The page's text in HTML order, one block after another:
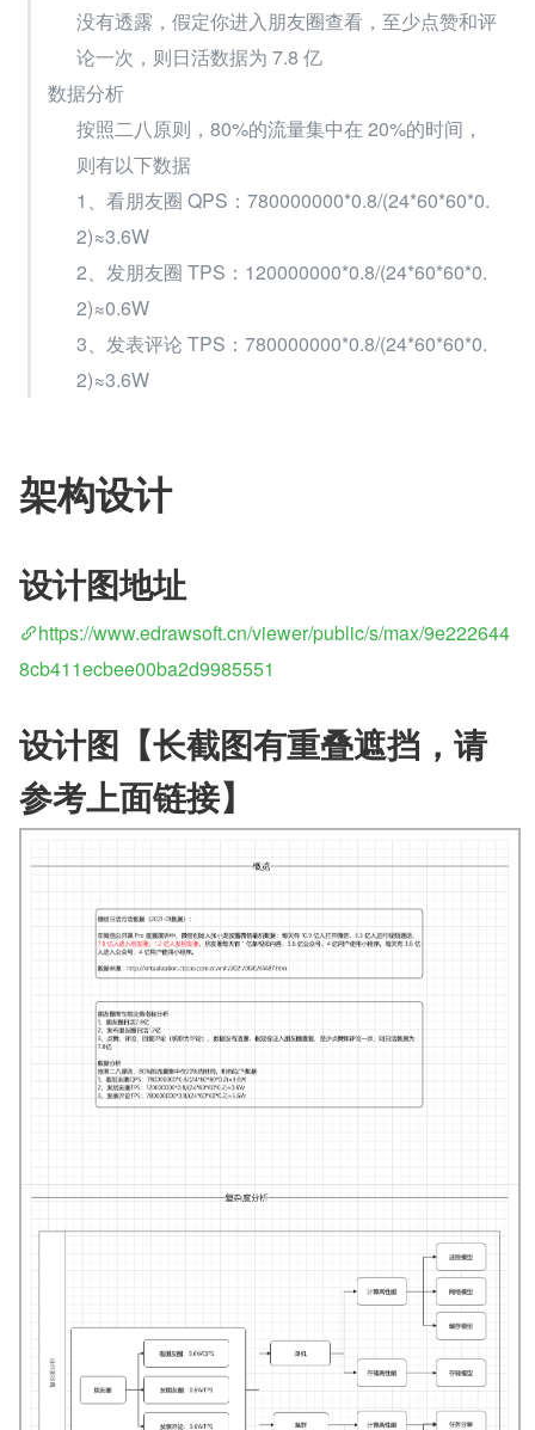
没有透露，假定你进入朋友圈查看，至少点赞和评
论一次，则日活数据为 7.8 亿
数据分析
按照二八原则，80%的流量集中在 20%的时间，
则有以下数据
1、看朋友圈 QPS：780000000*0.8/(24*60*60*0.
2)≈3.6W
2、发朋友圈 TPS：120000000*0.8/(24*60*60*0.
2)≈0.6W
3、发表评论 TPS：780000000*0.8/(24*60*60*0.
2)≈3.6W
架构设计
设计图地址
https://www.edrawsoft.cn/viewer/public/s/max/9e222644
8cb411ecbee00ba2d9985551
设计图【长截图有重叠遮挡，请
参考上面链接】